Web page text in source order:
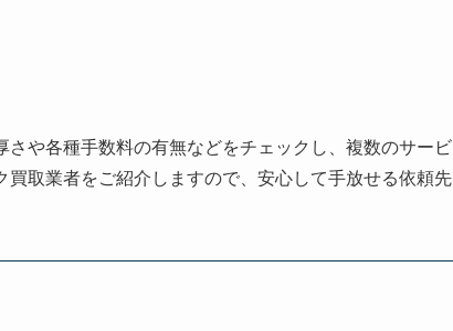
や各種手数料の有無などをチェックし、複数のサービ
取業者をご紹介しますので、安心して手放せる依頼先